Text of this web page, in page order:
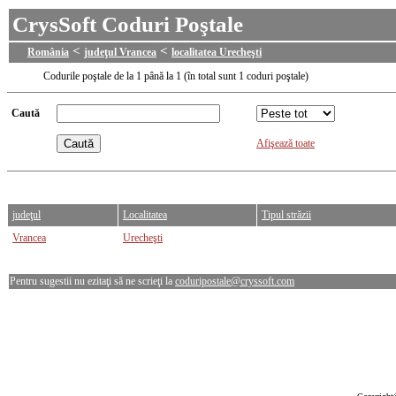
CrysSoft Coduri Poştale
România < judeţul Vrancea < localitatea Urecheşti
Codurile poştale de la 1 până la 1 (în total sunt 1 coduri poştale)
Caută
Afişează toate
judeţul Localitatea
Tipul străzii
Vrancea
Urecheşti
Pentru sugestii nu ezitaţi să ne scrieţi la coduripostale@cryssoft.com